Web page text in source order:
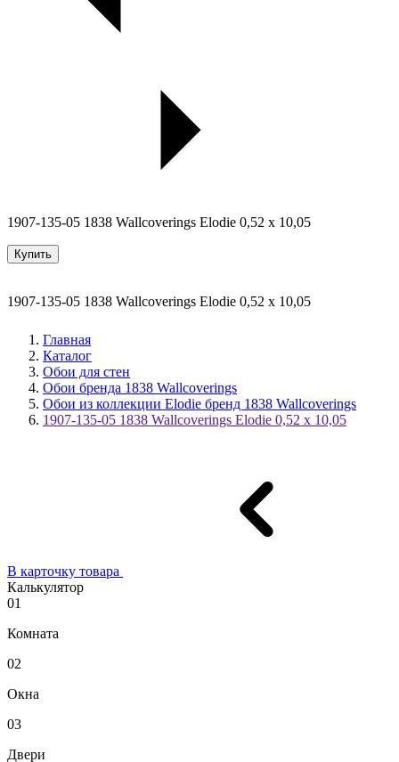
1907-135-05 1838 Wallcoverings Elodie 0,52 x 10,05
Купить
1907-135-05 1838 Wallcoverings Elodie 0,52 x 10,05
Главная
Каталог
Обои для стен
Обои бренда 1838 Wallcoverings
Обои из коллекции Elodie бренд 1838 Wallcoverings
1907-135-05 1838 Wallcoverings Elodie 0,52 x 10,05
В карточку товара
Калькулятор
01
Комната
02
Окна
03
Двери